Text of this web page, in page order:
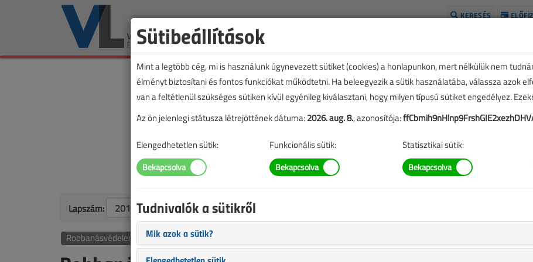
KERESÉS
Lapszám:
Robbanásvédelem
Sütibeállítások
Mint a legtöbb cég, mi is használunk úgynevezett sütiket (cookies) a honlapunkon, mert nélkülük nem
élményt biztosítani és fontos funkciókat működtetni. Ha beleegyezik a sütik használatába, válassza azok
van a feltétlenül szükséges sütiken kívül egyénileg kiválasztani, hogy milyen típusú sütiket engedélyez.
Az ön jelenlegi státusza létrejöttének dátuma:2026. aug. 8., azonosítója:
Elengedhetetlen sütik: Funkcionális sütik: Statisztikai sütik:
Tudnivalók a sütikről
Mik azok a sütik?